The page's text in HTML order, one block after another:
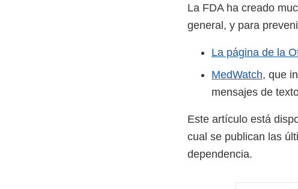
La FDA ha creado
general, y para
La página de la
MedWatch, que
mensajes de
Este artículo está
cual se publican las
dependencia.